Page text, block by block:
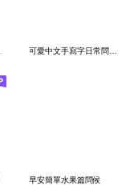
早安簡單水果篇問候